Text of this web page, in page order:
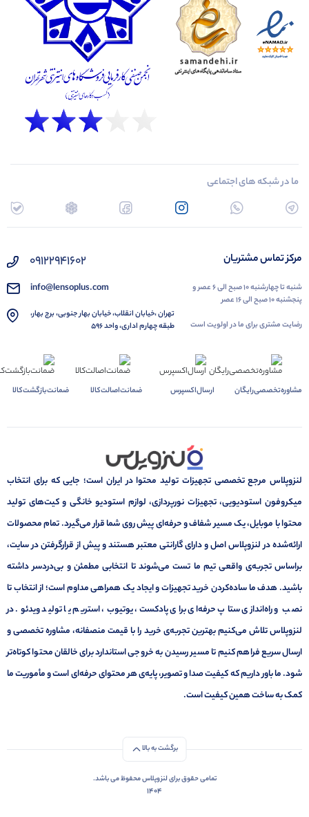
ما در شبکه های اجتماعی
مرکز تماس مشتریان
شنبه تا چهارشنبه ۱۰ صبح الی ۶ عصر و
پنجشنبه ۱۰ صبح الی ۱۶ عصر
رضایت مشتری برای ما در اولویت است
۰۹۱۲۲۹۴۱۶۰۲
info@lensoplus.com
تهران ،خیابان انقلاب، خیابان بهار جنوبی، برج بهار،
طبقه چهارم اداری، واحد ۵۹۶
مشاوره‌تخصصی‌رایگان ارسال‌اکسپرس ضمانت‌اصالت‌کالا ضمانت‌بازگشت‌کالا
لنزوپلاس مرجع تخصصی تجهیزات تولید محتوا در ایران است؛ جایی که برای انتخاب
میکروفون استودیویی، تجهیزات نورپردازی، لوازم استودیو خانگی و کیت‌های تولید
محتوا با موبایل، یک مسیر شفاف و حرفه‌ای پیش روی شما قرار می‌گیرد. تمام محصولات
ارائه‌شده در لنزوپلاس اصل و دارای گارانتی معتبر هستند و پیش از قرارگرفتن در سایت،
براساس تجربه‌ی واقعی تیم ما تست می‌شوند تا انتخابی مطمئن و بی‌دردسر داشته
باشید. هدف ما ساده‌کردن خرید تجهیزات و ایجاد یک همراهی مداوم است؛ از انتخاب تا
نصب و راه‌اندازی ستاپ حرفه‌ای برای پادکست، یوتیوب، استریم یا تولید ویدئو. در
لنزوپلاس تلاش می‌کنیم بهترین تجربه‌ی خرید را با قیمت منصفانه، مشاوره تخصصی و
ارسال سریع فراهم کنیم تا مسیر رسیدن به خروجی استاندارد برای خالقان محتوا کوتاه‌تر
شود. ما باور داریم که کیفیت صدا و تصویر، پایه‌ی هر محتوای حرفه‌ای است و مأموریت ما
کمک به ساخت همین کیفیت است.
برگشت به بالا
تمامی حقوق برای لنزوپلاس محفوظ می باشد.
1404